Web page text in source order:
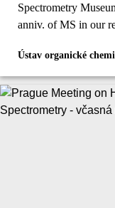
Spectrometry
anniv. of MS in our
Ústav organické